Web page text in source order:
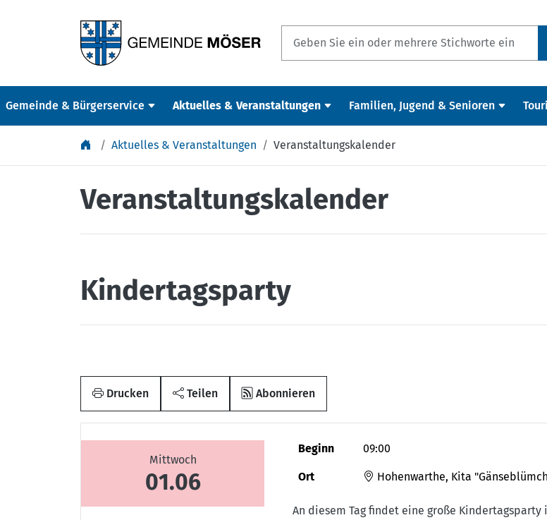
Gemeinde & Bürgerservice Aktuelles & Veranstaltungen Familien, Jugend & Senioren
Aktuelles & Veranstaltungen Veranstaltungskalender
Veranstaltungskalender
Kindertagsparty
Drucken Teilen Abonnieren
Mittwoch
01.06
Beginn 09:00
Ort Hohenwarthe, Kita
An diesem Tag findet eine große Kindertagsparty